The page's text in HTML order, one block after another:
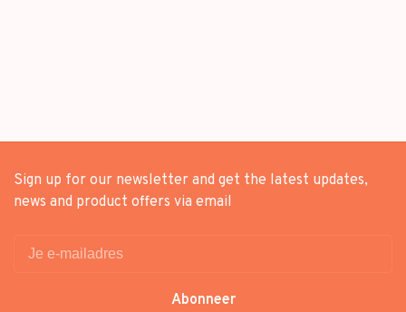
Sign up for our newsletter and get the latest updates,
news and product offers via email
Abonneer